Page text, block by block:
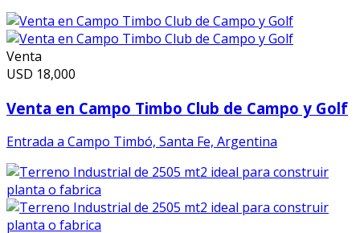
Venta
USD 18,000
Venta en Campo Timbo Club de Campo y Golf
Entrada a Campo Timbó, Santa Fe, Argentina